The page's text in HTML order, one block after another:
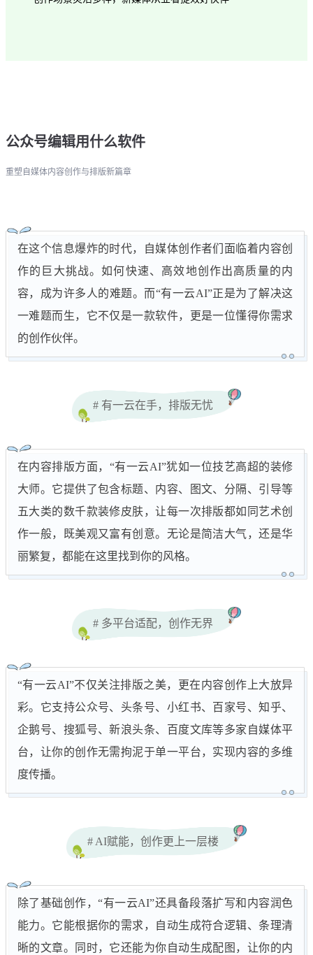
公众号编辑用什么软件
重塑自媒体内容创作与排版新篇章
在这个信息爆炸的时代，自媒体创作者们面临着内容创
作的巨大挑战。如何快速、高效地创作出高质量的内
容，成为许多人的难题。而“有一云AI”正是为了解决这
一难题而生，它不仅是一款软件，更是一位懂得你需求
的创作伙伴。
# 有一云在手，排版无忧
在内容排版方面，“有一云AI”犹如一位技艺高超的装修
大师。它提供了包含标题、内容、图文、分隔、引导等
五大类的数千款装修皮肤，让每一次排版都如同艺术创
作一般，既美观又富有创意。无论是简洁大气，还是华
丽繁复，都能在这里找到你的风格。
# 多平台适配，创作无界
“有一云AI”不仅关注排版之美，更在内容创作上大放异
彩。它支持公众号、头条号、小红书、百家号、知乎、
企鹅号、搜狐号、新浪头条、百度文库等多家自媒体平
台，让你的创作无需拘泥于单一平台，实现内容的多维
度传播。
# AI赋能，创作更上一层楼
除了基础创作，“有一云AI”还具备段落扩写和内容润色
能力。它能根据你的需求，自动生成符合逻辑、条理清
晰的文章。同时，它还能为你自动生成配图，让你的内